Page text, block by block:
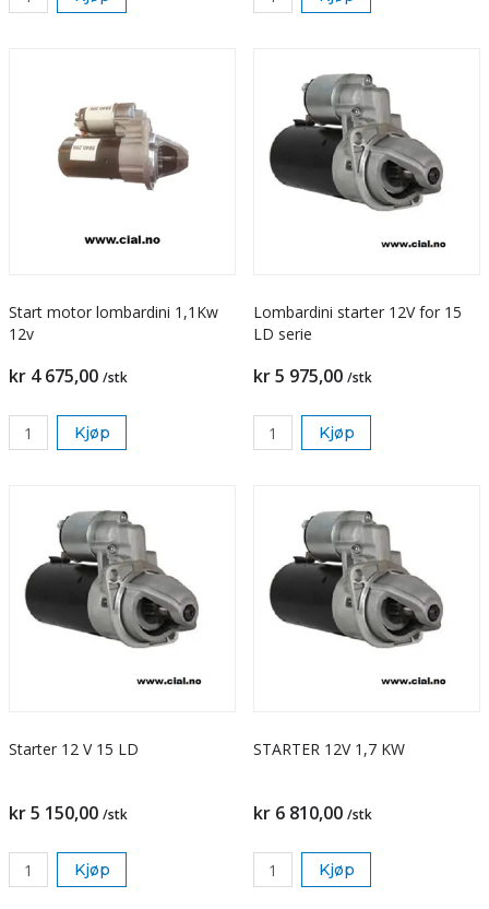
Start motor lombardini 1,1Kw
12v
kr 4 675,00 /stk
Kjøp
Lombardini starter 12V for 15
LD serie
kr 5 975,00 /stk
Kjøp
Starter 12 V 15 LD
kr 5 150,00 /stk
Kjøp
STARTER 12V 1,7 KW
kr 6 810,00 /stk
Kjøp